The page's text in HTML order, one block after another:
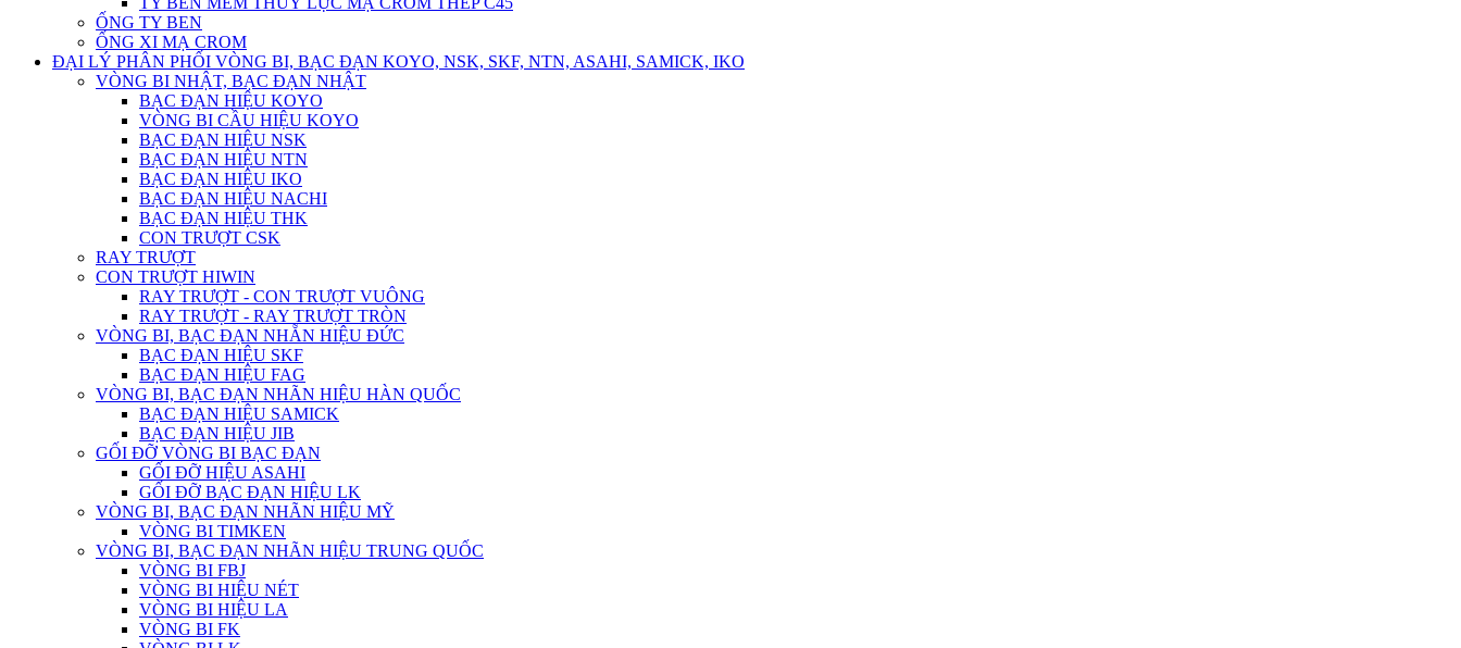
ỐNG TY BEN
ỐNG XI MẠ CROM
ĐẠI LÝ PHÂN PHỐI VÒNG BI, BẠC ĐẠN KOYO, NSK, SKF, NTN, ASAHI, SAMICK, IKO
VÒNG BI NHẬT, BẠC ĐẠN NHẬT
BẠC ĐẠN HIỆU KOYO
VÒNG BI CẦU HIỆU KOYO
BẠC ĐẠN HIỆU NSK
BẠC ĐẠN HIỆU NTN
BẠC ĐẠN HIỆU IKO
BẠC ĐẠN HIỆU NACHI
BẠC ĐẠN HIỆU THK
CON TRƯỢT CSK
RAY TRƯỢT
CON TRƯỢT HIWIN
RAY TRƯỢT - CON TRƯỢT VUÔNG
RAY TRƯỢT - RAY TRƯỢT TRÒN
VÒNG BI, BẠC ĐẠN NHẴN HIỆU ĐỨC
BẠC ĐẠN HIỆU SKF
BẠC ĐẠN HIỆU FAG
VÒNG BI, BẠC ĐẠN NHÃN HIỆU HÀN QUỐC
BẠC ĐẠN HIỆU SAMICK
BẠC ĐẠN HIỆU JIB
GỐI ĐỠ VÒNG BI BẠC ĐẠN
GỐI ĐỠ HIỆU ASAHI
GỐI ĐỠ BẠC ĐẠN HIỆU LK
VÒNG BI, BẠC ĐẠN NHÃN HIỆU MỸ
VÒNG BI TIMKEN
VÒNG BI, BẠC ĐẠN NHÃN HIỆU TRUNG QUỐC
VÒNG BI FBJ
VÒNG BI HIỆU NÉT
VÒNG BI HIỆU LA
VÒNG BI FK